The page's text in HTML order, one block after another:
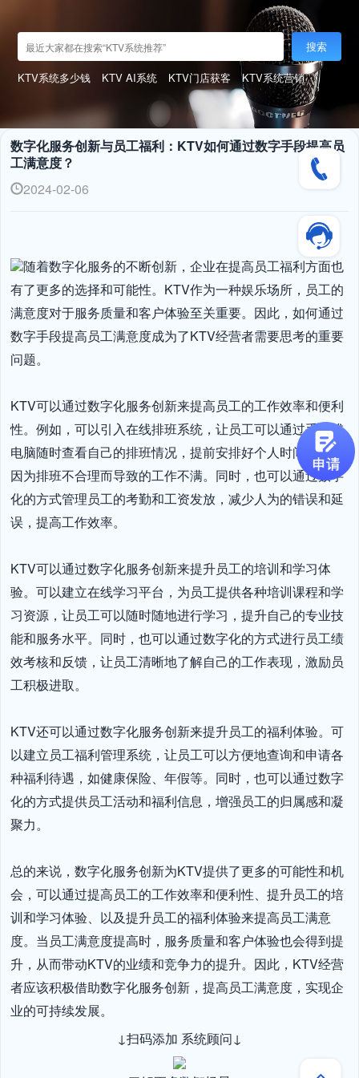
搜索
KTV系统多少钱 KTV AI系统 KTV门店获客 KTV系统营销
数字化服务创新与员工福利：KTV如何通过数字手段提高员
工满意度？
2024-02-06
随着数字化服务的不断创新，企业在提高员工福利方面也
有了更多的选择和可能性。KTV作为一种娱乐场所，员工的
满意度对于服务质量和客户体验至关重要。因此，如何通过
数字手段提高员工满意度成为了KTV经营者需要思考的重要
问题。
KTV可以通过数字化服务创新来提高员工的工作效率和便利
性。例如，可以引入在线排班系统，让员工可以通过手机或
电脑随时查看自己的排班情况，提前安排好个人时间，避免
因为排班不合理而导致的工作不满。同时，也可以通过数字
化的方式管理员工的考勤和工资发放，减少人为的错误和延
误，提高工作效率。
KTV可以通过数字化服务创新来提升员工的培训和学习体
验。可以建立在线学习平台，为员工提供各种培训课程和学
习资源，让员工可以随时随地进行学习，提升自己的专业技
能和服务水平。同时，也可以通过数字化的方式进行员工绩
效考核和反馈，让员工清晰地了解自己的工作表现，激励员
工积极进取。
KTV还可以通过数字化服务创新来提升员工的福利体验。可
以建立员工福利管理系统，让员工可以方便地查询和申请各
种福利待遇，如健康保险、年假等。同时，也可以通过数字
化的方式提供员工活动和福利信息，增强员工的归属感和凝
聚力。
总的来说，数字化服务创新为KTV提供了更多的可能性和机
会，可以通过提高员工的工作效率和便利性、提升员工的培
训和学习体验、以及提升员工的福利体验来提高员工满意
度。当员工满意度提高时，服务质量和客户体验也会得到提
升，从而带动KTV的业绩和竞争力的提升。因此，KTV经营
者应该积极借助数字化服务创新，提高员工满意度，实现企
业的可持续发展。
↓扫码添加 系统顾问↓